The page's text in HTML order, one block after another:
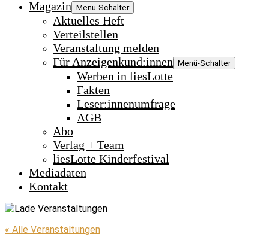
Magazin Menü-Schalter
Aktuelles Heft
Verteilstellen
Veranstaltung melden
Für Anzeigenkund:innen Menü-Schalter
Werben in liesLotte
Fakten
Leser:innenumfrage
AGB
Abo
Verlag + Team
liesLotte Kinderfestival
Mediadaten
Kontakt
« Alle Veranstaltungen